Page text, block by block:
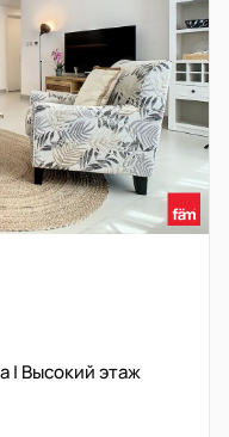
| Высокий этаж